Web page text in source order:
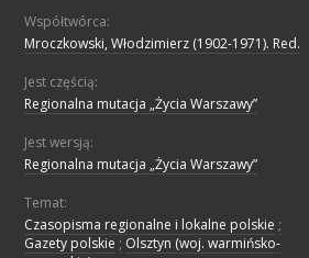
Współtwórca:
Mroczkowski, Włodzimierz (1902-1971). Red.
Jest częścią:
Regionalna mutacja „Życia Warszawy”
Jest wersją:
Regionalna mutacja „Życia Warszawy”
Temat:
Czasopisma regionalne i lokalne polskie ;
Gazety polskie ; Olsztyn (woj. warmińsko-